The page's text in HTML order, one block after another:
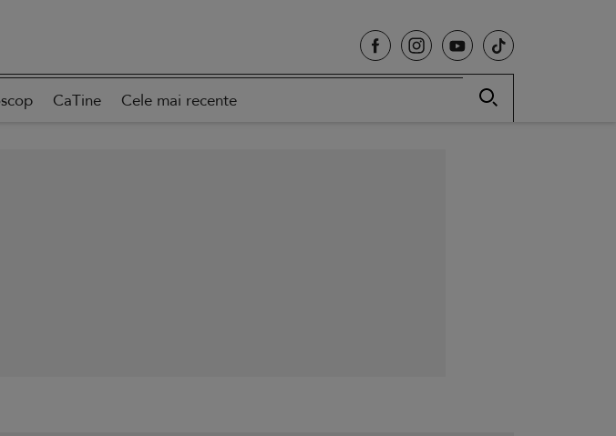
CaTine Cele mai recente